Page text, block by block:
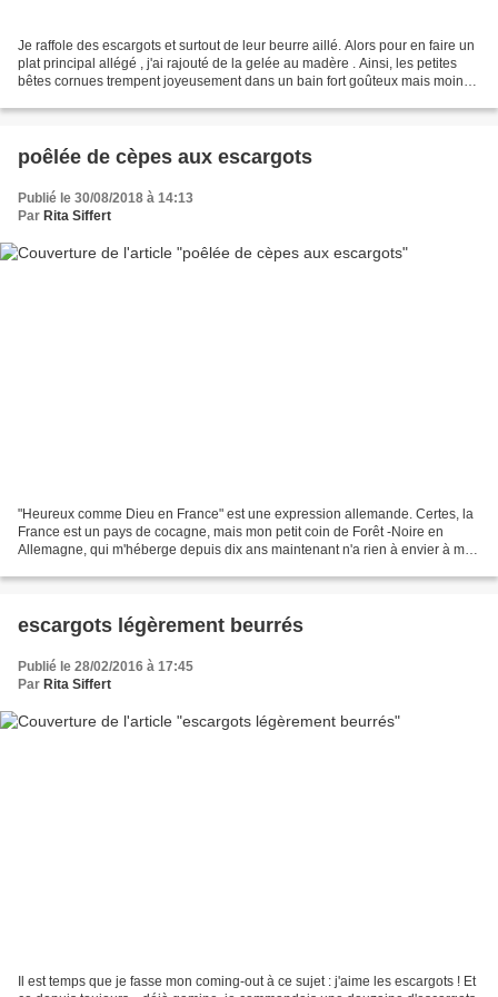
Je raffole des escargots et surtout de leur beurre aillé. Alors pour en faire un
plat principal allégé , j'ai rajouté de la gelée au madère . Ainsi, les petites
bêtes cornues trempent joyeusement dans un bain fort goûteux mais moins
poêlée de cèpes aux escargots
Publié le 30/08/2018 à 14:13
Par Rita Siffert
"Heureux comme Dieu en France" est une expression allemande. Certes, la
France est un pays de cocagne, mais mon petit coin de Forêt -Noire en
Allemagne, qui m'héberge depuis dix ans maintenant n'a rien à envier à mon
escargots légèrement beurrés
Publié le 28/02/2016 à 17:45
Par Rita Siffert
Il est temps que je fasse mon coming-out à ce sujet : j'aime les escargots ! Et